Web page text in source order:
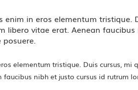
enim in eros elementum tristique.
libero vitae erat. Aenean faucibus
elementum tristique. Duis cursus, mi
nibh et justo cursus id rutrum